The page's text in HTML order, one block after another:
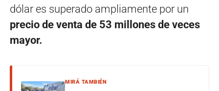
dólar es superado ampliamente por un
precio de venta de 53 millones de veces
mayor.
MIRÁ TAMBIÉN